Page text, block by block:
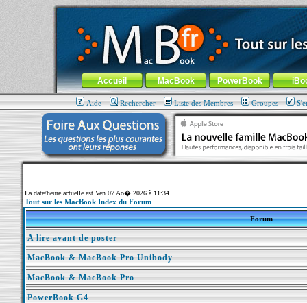
MacBook-fr.com : 100% Apple... 100% nomade !
Aller au contenu-Aller au menu général-Aller au menu de
Menu général
Accueil MacBook PowerBook
Aide Rechercher Liste des Membres Groupes
La date/heure actuelle est Ven 07 Ao� 2026 à 11:34
Tout sur les MacBook Index du Forum
Forum
A lire avant de poster
MacBook & MacBook Pro Unibody
MacBook & MacBook Pro
PowerBook G4